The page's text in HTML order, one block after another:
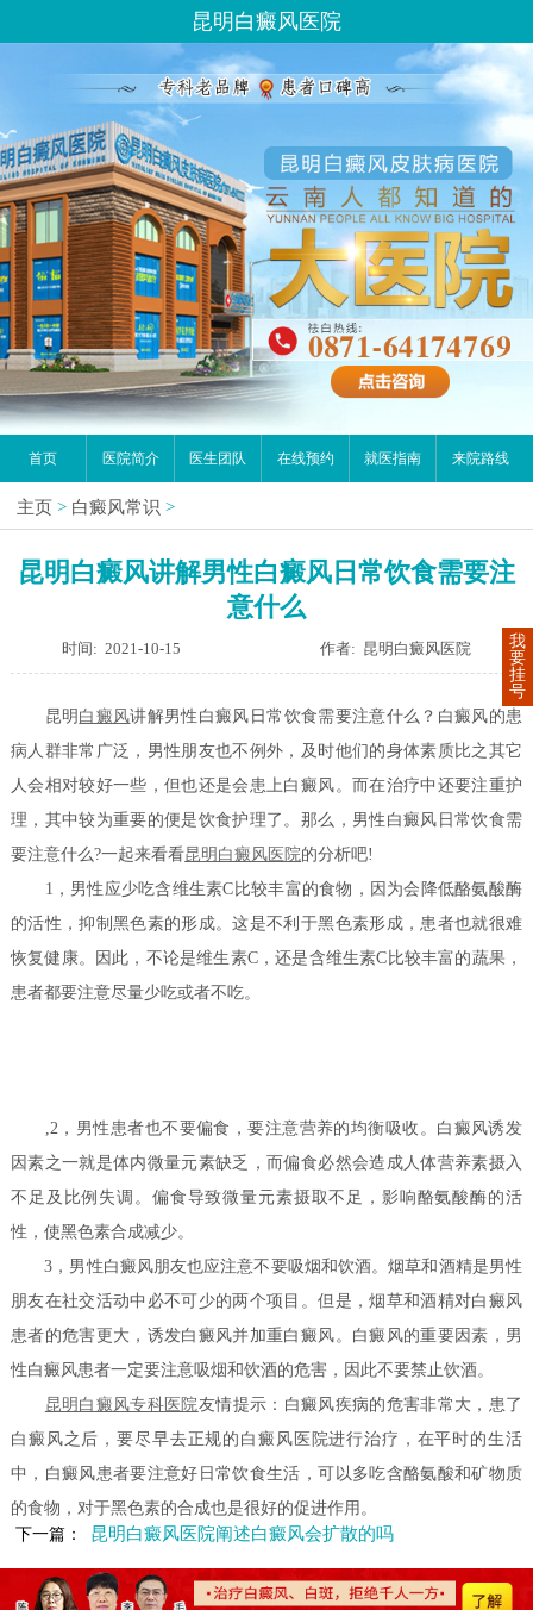
昆明白癜风医院
首页 医院简介 医生团队 在线预约 就医指南 来院路线
主页 > 白癜风常识 >
昆明白癜风讲解男性白癜风日常饮食需要注
意什么
时间: 2021-10-15 作者: 昆明白癜风医院
昆明 白癜风讲解男性白癜风日常饮食需要注意什么？白癜风的患
病人群非常广泛，男性朋友也不例外，及时他们的身体素质比之其它
人会相对较好一些，但也还是会患上白癜风。而在治疗中还要注重护
理，其中较为重要的便是饮食护理了。那么，男性白癜风日常饮食需
要注意什么?一起来看看昆明白癜风医院的分析吧!
1，男性应少吃含维生素C比较丰富的食物，因为会降低酪氨酸酶
的活性，抑制黑色素的形成。这是不利于黑色素形成，患者也就很难
恢复健康。因此，不论是维生素C，还是含维生素C比较丰富的蔬果，
患者都要注意尽量少吃或者不吃。
,2，男性患者也不要偏食，要注意营养的均衡吸收。白癜风诱发
因素之一就是体内微量元素缺乏，而偏食必然会造成人体营养素摄入
不足及比例失调。偏食导致微量元素摄取不足，影响酪氨酸酶的活
性，使黑色素合成减少。
3，男性白癜风朋友也应注意不要吸烟和饮酒。烟草和酒精是男性
朋友在社交活动中必不可少的两个项目。但是，烟草和酒精对白癜风
患者的危害更大，诱发白癜风并加重白癜风。白癜风的重要因素，男
性白癜风患者一定要注意吸烟和饮酒的危害，因此不要禁止饮酒。
昆明白癜风专科医院友情提示：白癜风疾病的危害非常大，患了
白癜风之后，要尽早去正规的白癜风医院进行治疗，在平时的生活
中，白癜风患者要注意好日常饮食生活，可以多吃含酪氨酸和矿物质
的食物，对于黑色素的合成也是很好的促进作用。
下一篇：
昆明白癜风医院阐述白癜风会扩散的吗
我
要
挂
号